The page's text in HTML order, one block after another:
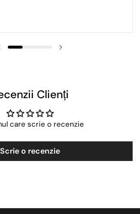
Clienți
care scrie o recenzie
Scrie o recenzie